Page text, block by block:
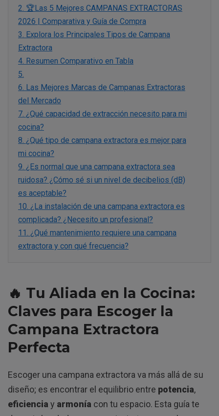
2. 🏆Las 5 Mejores CAMPANAS EXTRACTORAS
2026 | Comparativa y Guía de Compra
3. Explora los Principales Tipos de Campana
Extractora
4. Resumen Comparativo en Tabla
5.
6. Las Mejores Marcas de Campanas Extractoras
del Mercado
7. ¿Qué capacidad de extracción necesito para mi
cocina?
8. ¿Qué tipo de campana extractora es mejor para
mi cocina?
9. ¿Es normal que una campana extractora sea
ruidosa? ¿Cómo sé si un nivel de decibelios (dB)
es aceptable?
10. ¿La instalación de una campana extractora es
complicada? ¿Necesito un profesional?
11. ¿Qué mantenimiento requiere una campana
extractora y con qué frecuencia?
🔥 Tu Aliada en la Cocina:
Claves para Escoger la
Campana Extractora
Perfecta
Escoger una campana extractora va más allá de su
diseño; es encontrar el equilibrio entre potencia,
eficiencia y armonía con tu espacio. Esta guía te